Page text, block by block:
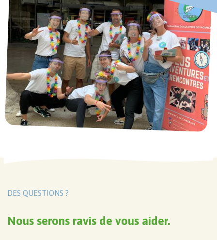
DES QUESTIONS ?
Nous serons ravis de vous aider.